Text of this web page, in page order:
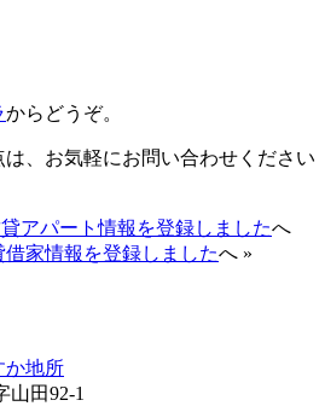
からどうぞ。
、お気軽にお問い合わせください
アパート情報を登録しましたへ
家情報を登録しましたへ »
山田92-1